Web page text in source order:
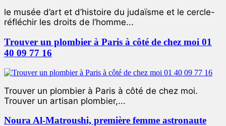
le musée d’art et d’histoire du judaïsme et le cercle-
réfléchir les droits de l’homme...
Trouver un plombier à Paris à côté de chez moi 01
40 09 77 16
Trouver un plombier à Paris à côté de chez moi.
Trouver un artisan plombier,...
Noura Al-Matroushi, première femme astronaute